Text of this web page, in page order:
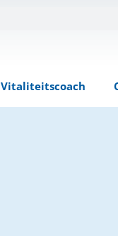
Vitaliteitscoach